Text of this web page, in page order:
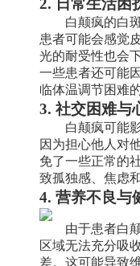
白颠疯的白斑
患者可能会感觉
光的耐受性也会
一些患者还可能
临体温调节困难
3. 社交困难与
白颠疯可能影
因为担心他人对
免了一些正常的
致孤独感、焦虑
4. 营养不良与
由于患者白颠
区域无法充分吸
差。这可能导致